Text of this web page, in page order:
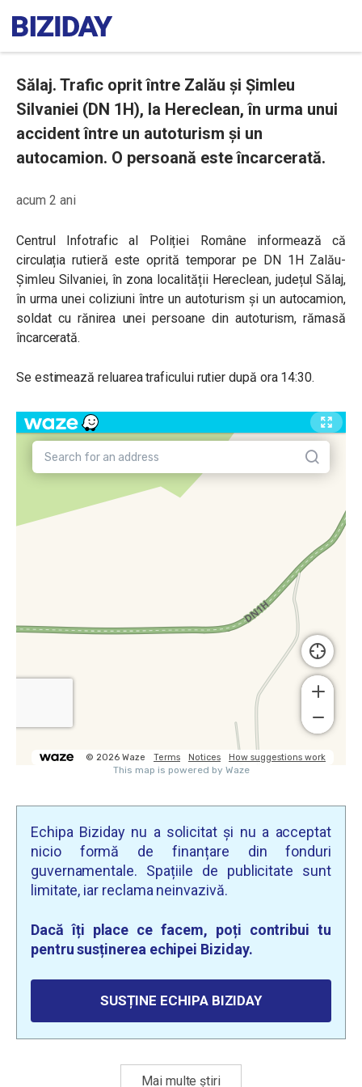
Sălaj. Trafic oprit între Zalău și Șimleu
Silvaniei (DN 1H), la Hereclean, în urma unui
accident între un autoturism și un
autocamion. O persoană este încarcerată.
acum 2 ani
Centrul Infotrafic al Poliției Române informează că
circulația rutieră este oprită temporar pe DN 1H Zalău-
Șimleu Silvaniei, în zona localității Hereclean, județul Sălaj,
în urma unei coliziuni între un autoturism și un autocamion,
soldat cu rănirea unei persoane din autoturism, rămasă
încarcerată.
Se estimează reluarea traficului rutier după ora 14:30.
Echipa Biziday nu a solicitat și nu a acceptat
nicio formă de finanțare din fonduri
guvernamentale. Spațiile de publicitate sunt
limitate, iar reclama neinvazivă.
Dacă îți place ce facem, poți contribui tu
pentru susținerea echipei Biziday.
SUSȚINE ECHIPA BIZIDAY
Mai multe știri